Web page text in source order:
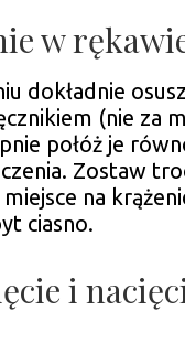
w
dokładnie
(nie za
połóż je
Zostaw
miejsce na
ciasno.
i